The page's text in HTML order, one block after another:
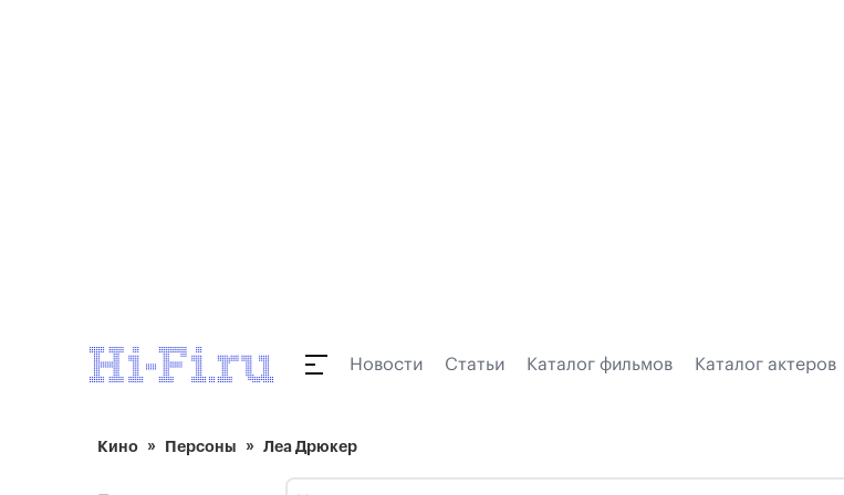
Новости Статьи Каталог фильмов Каталог актеров
Кино Персоны Леа Дрюкер